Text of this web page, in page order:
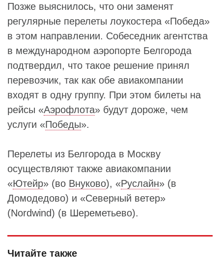
Позже выяснилось, что они заменят
регулярные перелеты лоукостера «Победа»
в этом направлении. Собеседник агентства
в международном аэропорте Белгорода
подтвердил, что такое решение принял
перевозчик, так как обе авиакомпании
входят в одну группу. При этом билеты на
рейсы «Аэрофлота» будут дороже, чем
услуги «Победы».
Перелеты из Белгорода в Москву
осуществляют также авиакомпании
«Ютейр» (во Внуково), «Руслайн» (в
Домодедово) и «Северный ветер»
(Nordwind) (в Шереметьево).
Читайте также